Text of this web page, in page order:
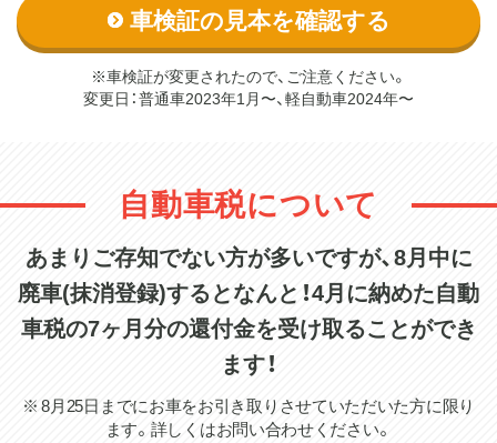
車検証の見本を確認する
※車検証が変更されたので、ご注意ください。
変更日：普通車2023年1月〜、軽自動車2024年〜
自動車税について
あまりご存知でない方が多いですが、8月中に
廃車(抹消登録)するとなんと！4月に納めた自動
車税の7ヶ月分の還付金を受け取ることができ
ます！
※ 8月25日までにお車をお引き取りさせていただいた方に限り
ます。詳しくはお問い合わせください。